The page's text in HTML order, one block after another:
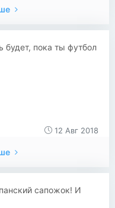
будет, пока ты футбол
12 Авг 2018
сапожок! И